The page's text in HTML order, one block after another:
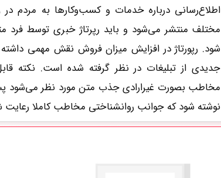
اطلاع‌رسانی درباره خدمات و کسب‌وکارها به مردم
مختلف منتشر می‌شود و باید رپرتاژ خبری توسط
شود. رپورتاژ در افزایش میزان فروش نقش مهمی
جدیدی از تبلیغات در نظر گرفته شده است. نکته
مخاطب بصورت غیرارادی جذب متن مورد نظر می‌شود پس
نوشته شود که جوانب روانشناختی مخاطب کاملا رعایت